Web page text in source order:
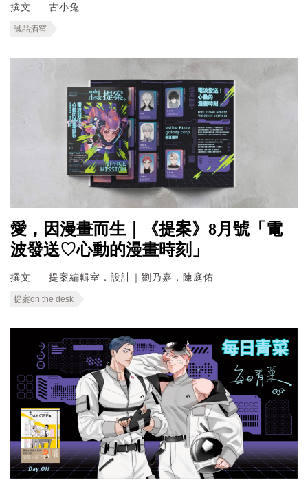
撰文 古小兔
誠品酒窖
愛，因漫畫而生｜《提案》8月號「電
波發送♡心動的漫畫時刻」
撰文 提案編輯室．設計｜劉乃嘉．陳庭佑
提案on the desk